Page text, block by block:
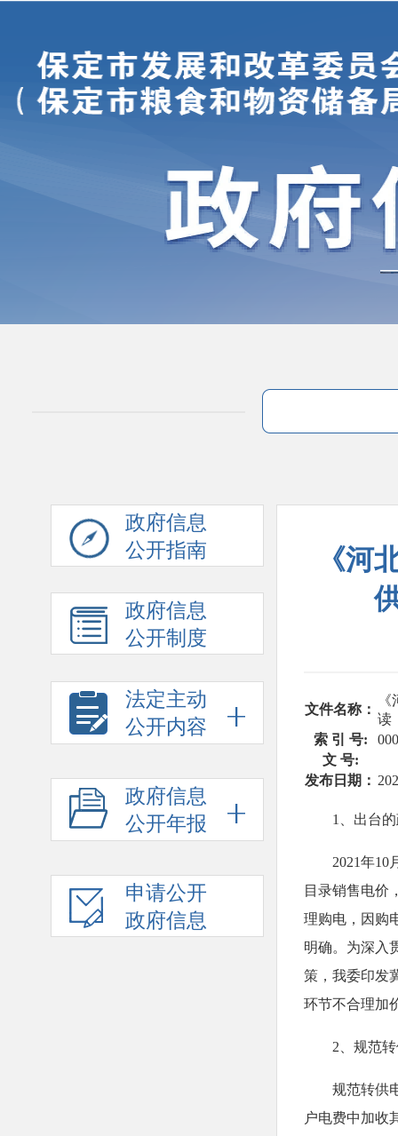
政府信息
公开指南
政府信息
公开制度
法定主动
公开内容
政府信息
公开年报
申请公开
政府信息
《河
文件名称：
读
索 引 号:
文 号:
发布日期：
1、出台
2021年10
目录销售电价
理购电，因购
明确。为深入
策，我委印发
环节不合理加
2、规范
规范转供
户电费中加收